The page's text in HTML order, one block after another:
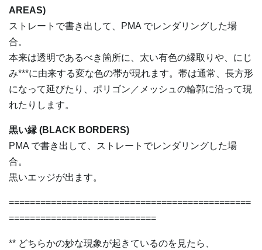
AREAS)
ストレートで書き出して、PMA でレンダリングした場
合。
本来は透明であるべき箇所に、太い有色の縁取りや、にじ
み***に由来する変な色の帯が現れます。帯は通常、長方形
になって延びたり、ポリゴン／メッシュの輪郭に沿って現
れたりします。
黒い縁 (BLACK BORDERS)
PMA で書き出して、ストレートでレンダリングした場
合。
黒いエッジが出ます。
==============================================
============================
** どちらかの妙な現象が起きているのを見たら、